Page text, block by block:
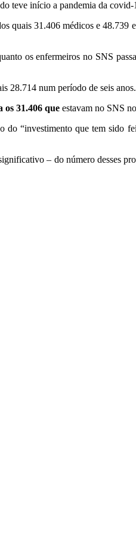
teve início a pandemia da
quais 31.406 médicos e 48.739
os enfermeiros no SNS
28.714 num período de seis anos.
os 31.406 que estavam no SNS
“investimento que tem sido
– do número desses